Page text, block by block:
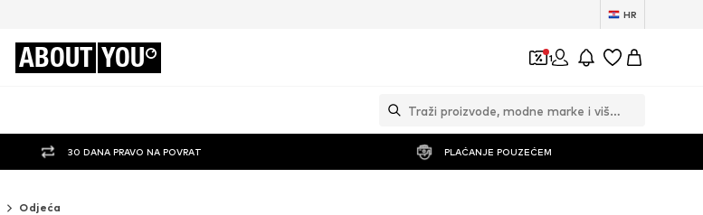
HR
ABOUT YOU 1
30 DANA PRAVO NA POVRAT PLAĆANJE POUZEĆEM
Odjeća